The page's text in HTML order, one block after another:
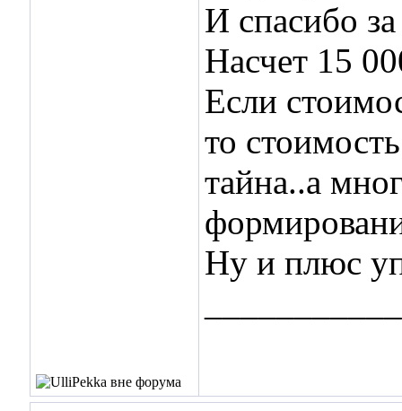
И спасибо
Насчет 15
Если
то
тайна..а
Ну и плюс